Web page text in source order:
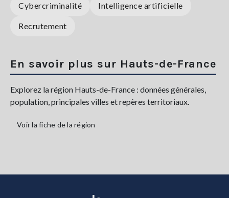
Cybercriminalité Intelligence artificielle
Recrutement
En savoir plus sur Hauts-de-France
Explorez la région Hauts-de-France : données générales,
population, principales villes et repères territoriaux.
Voir la fiche de la région